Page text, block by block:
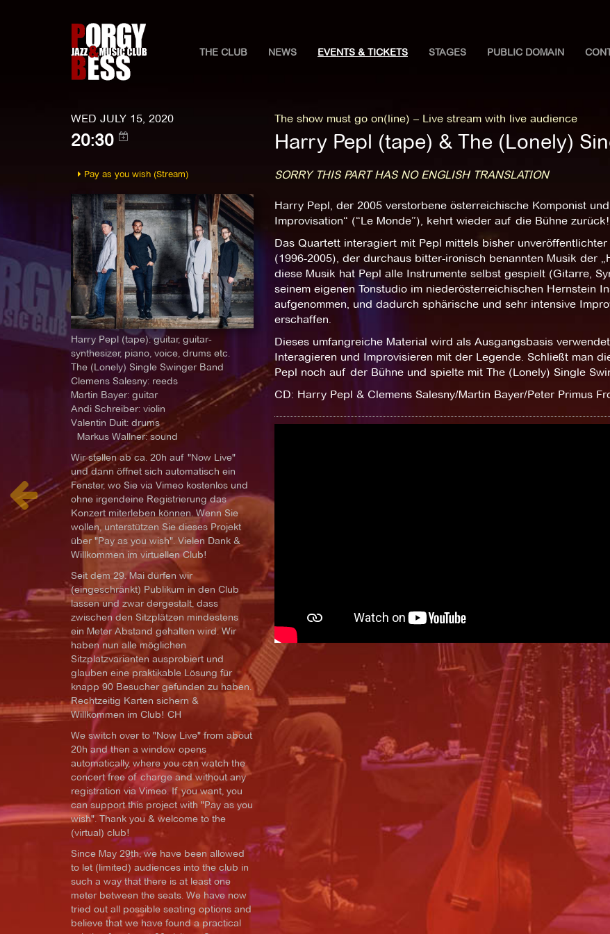
THE CLUB NEWS EVENTS & TICKETS STAGES PUBLIC DOMAIN
WED JULY 15, 2020
20:30
The show must go on(line) – Live stream with live audience
Harry Pepl (tape) & The (Lonely)
Pay as you wish (Stream)
Harry Pepl (tape): guitar, guitar-
synthesizer, piano, voice, drums etc.
The (Lonely) Single Swinger Band
Clemens Salesny: reeds
Martin Bayer: guitar
Andi Schreiber: violin
Valentin Duit: drums
Markus Wallner: sound
Wir stellen ab ca. 20h auf "Now Live"
und dann öffnet sich automatisch ein
Fenster, wo Sie via Vimeo kostenlos und
ohne irgendeine Registrierung das
Konzert miterleben können. Wenn Sie
wollen, unterstützen Sie dieses Projekt
über "Pay as you wish". Vielen Dank &
Willkommen im virtuellen Club!
Seit dem 29. Mai dürfen wir
(eingeschränkt) Publikum in den Club
lassen und zwar dergestalt, dass
zwischen den Sitzplätzen mindestens
ein Meter Abstand gehalten wird. Wir
haben nun alle möglichen
Sitzplatzvarianten ausprobiert und
glauben eine praktikable Lösung für
knapp 90 Besucher gefunden zu haben.
Rechtzeitig Karten sichern &
Willkommen im Club! CH
We switch over to "Now Live" from about
20h and then a window opens
automatically, where you can watch the
concert free of charge and without any
registration via Vimeo. If you want, you
can support this project with "Pay as you
wish". Thank you & welcome to the
(virtual) club!
Since May 29th, we have been allowed
to let (limited) audiences into the club in
such a way that there is at least one
meter between the seats. We have now
tried out all possible seating options and
believe that we have found a practical
SORRY THIS PART HAS NO ENGLISH TRANSLATION
Harry Pepl, der 2005 verstorbene österreichische Komponist
Improvisation“ (“Le Monde”), kehrt wieder auf die Bühne zurück!
Das Quartett interagiert mit Pepl mittels bisher
(1996-2005), der durchaus bitter-ironisch benannten Musik der
diese Musik hat Pepl alle Instrumente selbst gespielt (Gitarre,
seinem eigenen Tonstudio im niederösterreichischen Hernstein
aufgenommen, und dadurch sphärische und sehr intensive
erschaffen.
Dieses umfangreiche Material wird als Ausgangsbasis
Interagieren und Improvisieren mit der Legende. Schließt man
Pepl noch auf der Bühne und spielte mit The (Lonely) Single
CD: Harry Pepl & Clemens Salesny/Martin Bayer/Peter Primus